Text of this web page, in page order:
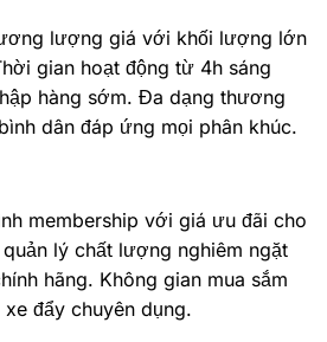
lượng giá với khối lượng lớn
gian hoạt động từ 4h sáng
hàng sớm. Đa dạng thương
dân đáp ứng mọi phân khúc.
membership với giá ưu đãi cho
lý chất lượng nghiêm ngặt
hãng. Không gian mua sắm
đẩy chuyên dụng.